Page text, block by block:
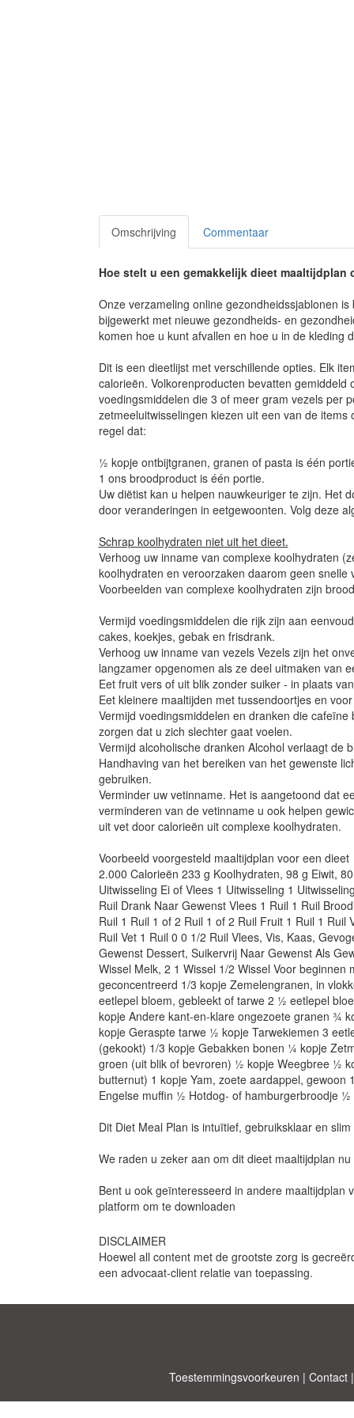
Omschrijving Commentaar
Hoe stelt u een gemakkelijk dieet
Onze verzameling online gezondheidssjablonen
bijgewerkt met nieuwe gezondheids- en
komen hoe u kunt afvallen en hoe u in de kleding
Dit is een dieetlijst met verschillende opties. Elk
calorieën. Volkorenproducten bevatten
voedingsmiddelen die 3 of meer gram vezels per
zetmeeluitwisselingen kiezen uit een van de
regel dat:
½ kopje ontbijtgranen, granen of pasta is één
1 ons broodproduct is één portie.
Uw diëtist kan u helpen nauwkeuriger te zijn. Het
door veranderingen in eetgewoonten. Volg deze
Schrap koolhydraten niet uit het dieet.
Verhoog uw inname van complexe koolhydraten
koolhydraten en veroorzaken daarom geen
Voorbeelden van complexe koolhydraten zijn
Vermijd voedingsmiddelen die rijk zijn aan
cakes, koekjes, gebak en frisdrank.
Verhoog uw inname van vezels Vezels zijn het
langzamer opgenomen als ze deel uitmaken van
Eet fruit vers of uit blik zonder suiker - in plaats
Eet kleinere maaltijden met tussendoortjes en
Vermijd voedingsmiddelen en dranken die
zorgen dat u zich slechter gaat voelen.
Vermijd alcoholische dranken Alcohol verlaagt de
Handhaving van het bereiken van het gewenste
gebruiken.
Verminder uw vetinname. Het is aangetoond dat
verminderen van de vetinname u ook helpen
uit vet door calorieën uit complexe koolhydraten.
Voorbeeld voorgesteld maaltijdplan voor een dieet
2.000 Calorieën 233 g Koolhydraten, 98 g Eiwit,
Uitwisseling Ei of Vlees 1 Uitwisseling 1
Ruil Drank Naar Gewenst Vlees 1 Ruil 1 Ruil
Ruil 1 Ruil 1 of 2 Ruil 1 of 2 Ruil Fruit 1 Ruil 1
Ruil Vet 1 Ruil 0 0 1/2 Ruil Vlees, Vis, Kaas,
Gewenst Dessert, Suikervrij Naar Gewenst Als
Wissel Melk, 2 1 Wissel 1/2 Wissel Voor
geconcentreerd 1/3 kopje Zemelengranen, in
eetlepel bloem, gebleekt of tarwe 2 ½ eetlepel
kopje Andere kant-en-klare ongezoete granen ¾
kopje Geraspte tarwe ½ kopje Tarwekiemen 3
(gekookt) 1/3 kopje Gebakken bonen ¼ kopje
groen (uit blik of bevroren) ½ kopje Weegbree ½
butternut) 1 kopje Yam, zoete aardappel,
Engelse muffin ½ Hotdog- of hamburgerbroodje
Dit Diet Meal Plan is intuïtief, gebruiksklaar en
We raden u zeker aan om dit dieet maaltijdplan
Bent u ook geïnteresseerd in andere maaltijdplan
platform om te downloaden
DISCLAIMER
Hoewel all content met de grootste zorg is
een advocaat-client relatie van toepassing.
Toestemmingsvoorkeuren | Contact|